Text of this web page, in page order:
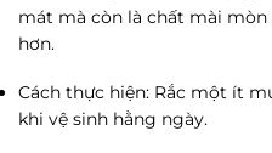
mát mà còn là chất mài
hơn.
Cách thực hiện: Rắc một ít
khi vệ sinh hằng ngày.